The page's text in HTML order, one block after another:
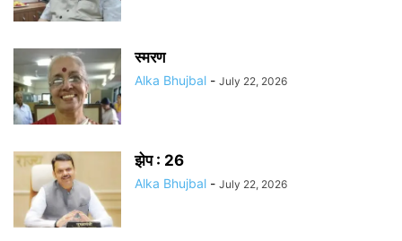
स्मरण
Alka Bhujbal - July 22, 2026
झेप : 26
Alka Bhujbal - July 22, 2026